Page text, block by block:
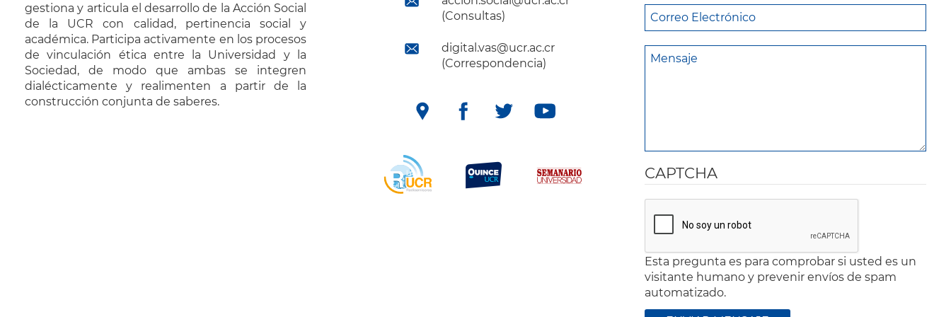
gestiona y articula el desarrollo de la Acción Social
de la UCR con calidad, pertinencia social y
académica. Participa activamente en los procesos
de vinculación ética entre la Universidad y la
Sociedad, de modo que ambas se integren
dialécticamente y realimenten a partir de la
construcción conjunta de saberes.
(Consultas)
digital.vas@ucr.ac.cr
(Correspondencia)
CAPTCHA
Esta pregunta es para comprobar si usted es un
visitante humano y prevenir envíos de spam
automatizado.